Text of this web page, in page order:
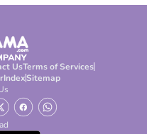
UsTerms of Services
IndexSitemap